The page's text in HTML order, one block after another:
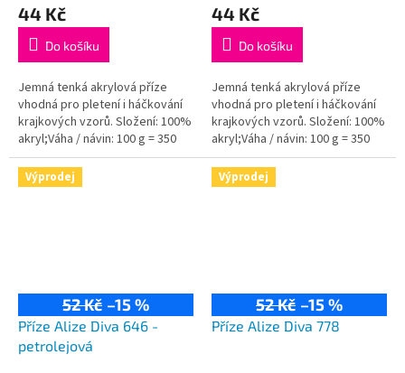
44 Kč
Do košíku
Jemná tenká akrylová příze
vhodná pro pletení i háčkování
krajkových vzorů. Složení: 100%
akryl;Váha / návin: 100 g = 350
m;Doporučená velikost jehlic /...
44 Kč
Do košíku
Jemná tenká akrylová příze
vhodná pro pletení i háčkování
krajkových vzorů. Složení: 100%
akryl;Váha / návin: 100 g = 350
m;Doporučená velikost jehlic /...
Výprodej
52 Kč –15 %
Příze Alize Diva 646 -
petrolejová
Výprodej
52 Kč –15 %
Příze Alize Diva 778